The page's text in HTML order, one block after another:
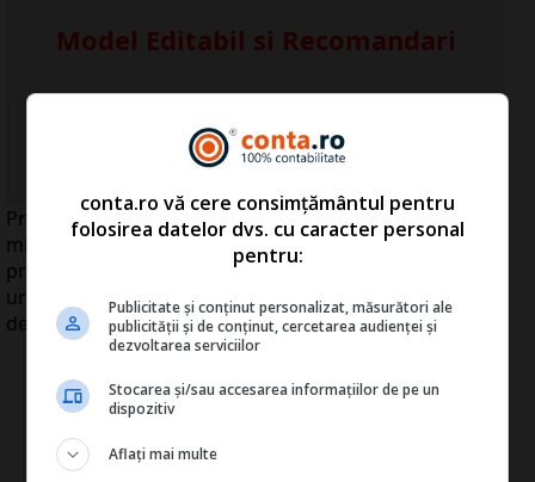
Model Editabil si Recomandari
...Detalii click
Premierul Emil Boc i–a convocat, marţi, la Guvern, pe
miniştrii Finanţelor şi Muncii, pentru a discuta despre
proiectul de modificare a Codului Fiscal, documentul
urmând să fie discutat şi cu organizaţiile patronale, au
declarat agenţiei MEDIAFAX surse oficiale.
conta.ro vă cere consimțământul pentru
folosirea datelor dvs. cu caracter personal
pentru:
Publicitate și conținut personalizat, măsurători ale
publicității și de conținut, cercetarea audienței și
dezvoltarea serviciilor
Stocarea și/sau accesarea informațiilor de pe un
dispozitiv
Aflați mai multe